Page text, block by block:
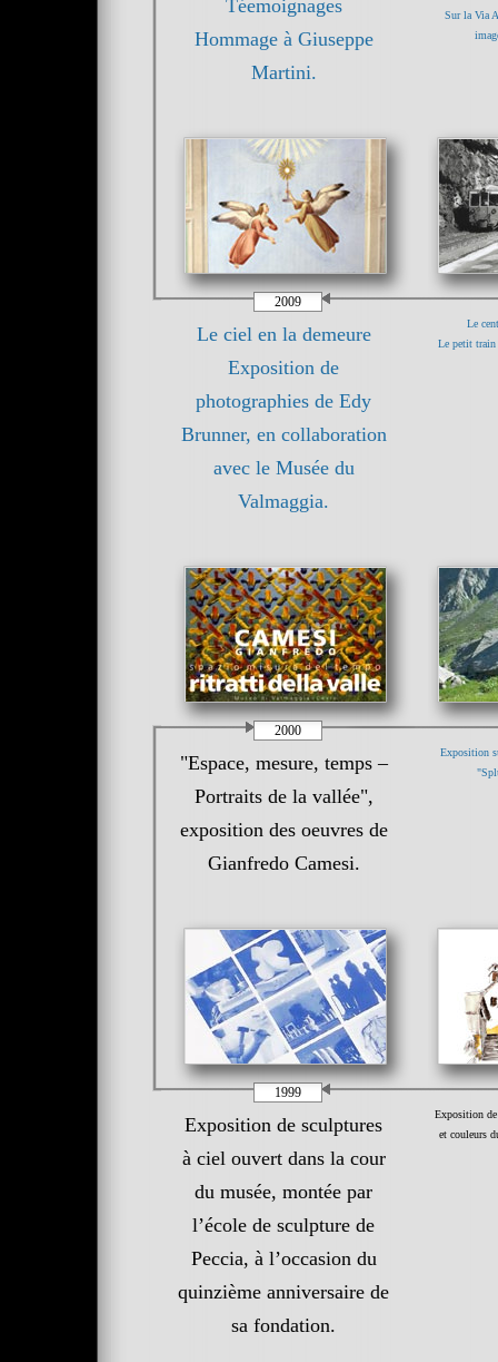
Téemoignages
Hommage à Giuseppe
Martini.
Sur la Via
2009
Le ciel en la demeure
Exposition de
photographies de Edy
Brunner, en collaboration
avec le Musée du
Valmaggia.
Le
Le petit train
2000
"Espace, mesure, temps –
Portraits de la vallée",
exposition des oeuvres de
Gianfredo Camesi.
Exposition
1999
Exposition de sculptures
à ciel ouvert dans la cour
du musée, montée par
l’école de sculpture de
Peccia, à l’occasion du
quinzième anniversaire de
sa fondation.
Exposition de
et couleurs